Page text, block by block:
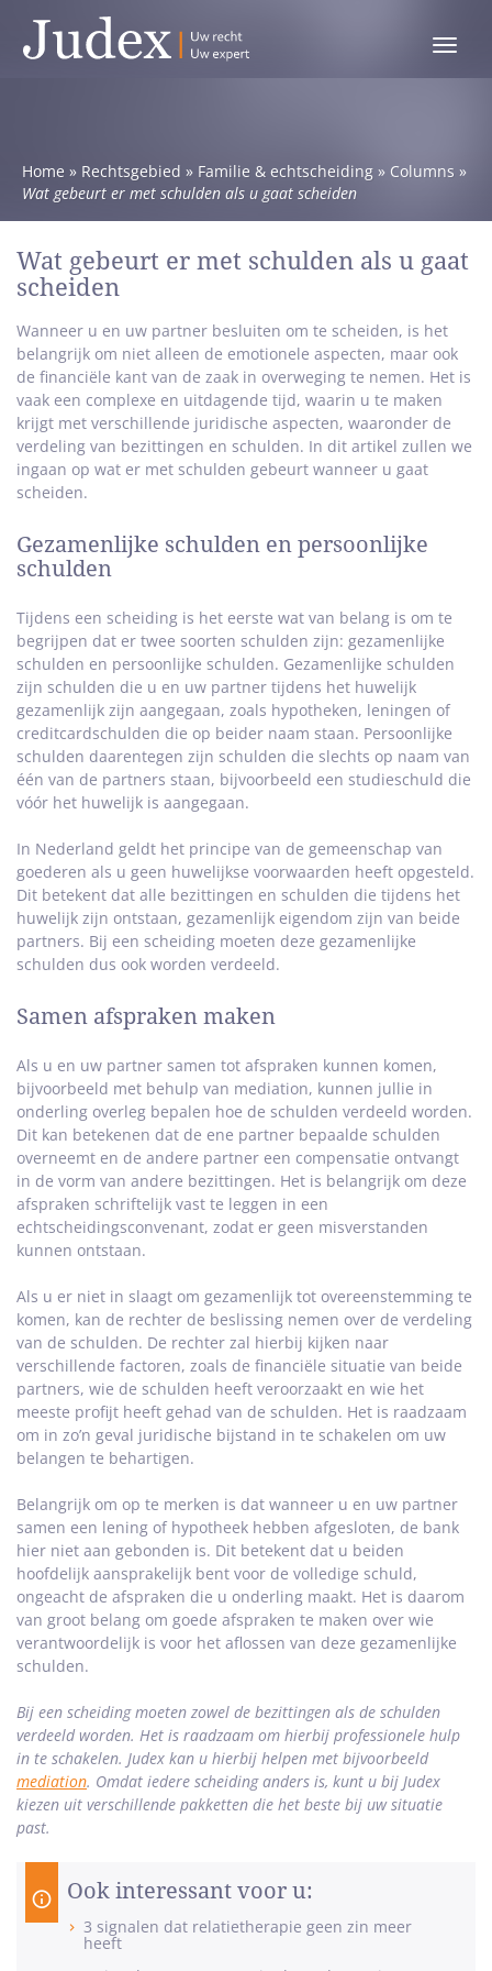
Toggle
Home » Rechtsgebied » Familie & echtscheiding » Columns »
Wat gebeurt er met schulden als u gaat scheiden
Wat gebeurt er met schulden als u gaat
scheiden
Wanneer u en uw partner besluiten om te scheiden, is het
belangrijk om niet alleen de emotionele aspecten, maar ook
de financiële kant van de zaak in overweging te nemen. Het is
vaak een complexe en uitdagende tijd, waarin u te maken
krijgt met verschillende juridische aspecten, waaronder de
verdeling van bezittingen en schulden. In dit artikel zullen we
ingaan op wat er met schulden gebeurt wanneer u gaat
scheiden.
Gezamenlijke schulden en persoonlijke
schulden
Tijdens een scheiding is het eerste wat van belang is om te
begrijpen dat er twee soorten schulden zijn: gezamenlijke
schulden en persoonlijke schulden. Gezamenlijke schulden
zijn schulden die u en uw partner tijdens het huwelijk
gezamenlijk zijn aangegaan, zoals hypotheken, leningen of
creditcardschulden die op beider naam staan. Persoonlijke
schulden daarentegen zijn schulden die slechts op naam van
één van de partners staan, bijvoorbeeld een studieschuld die
vóór het huwelijk is aangegaan.
In Nederland geldt het principe van de gemeenschap van
goederen als u geen huwelijkse voorwaarden heeft opgesteld.
Dit betekent dat alle bezittingen en schulden die tijdens het
huwelijk zijn ontstaan, gezamenlijk eigendom zijn van beide
partners. Bij een scheiding moeten deze gezamenlijke
schulden dus ook worden verdeeld.
Samen afspraken maken
Als u en uw partner samen tot afspraken kunnen komen,
bijvoorbeeld met behulp van mediation, kunnen jullie in
onderling overleg bepalen hoe de schulden verdeeld worden.
Dit kan betekenen dat de ene partner bepaalde schulden
overneemt en de andere partner een compensatie ontvangt
in de vorm van andere bezittingen. Het is belangrijk om deze
afspraken schriftelijk vast te leggen in een
echtscheidingsconvenant, zodat er geen misverstanden
kunnen ontstaan.
Als u er niet in slaagt om gezamenlijk tot overeenstemming te
komen, kan de rechter de beslissing nemen over de verdeling
van de schulden. De rechter zal hierbij kijken naar
verschillende factoren, zoals de financiële situatie van beide
partners, wie de schulden heeft veroorzaakt en wie het
meeste profijt heeft gehad van de schulden. Het is raadzaam
om in zo’n geval juridische bijstand in te schakelen om uw
belangen te behartigen.
Belangrijk om op te merken is dat wanneer u en uw partner
samen een lening of hypotheek hebben afgesloten, de bank
hier niet aan gebonden is. Dit betekent dat u beiden
hoofdelijk aansprakelijk bent voor de volledige schuld,
ongeacht de afspraken die u onderling maakt. Het is daarom
van groot belang om goede afspraken te maken over wie
verantwoordelijk is voor het aflossen van deze gezamenlijke
schulden.
Bij een scheiding moeten zowel de bezittingen als de schulden
verdeeld worden. Het is raadzaam om hierbij professionele hulp
in te schakelen. Judex kan u hierbij helpen met bijvoorbeeld
mediation. Omdat iedere scheiding anders is, kunt u bij Judex
kiezen uit verschillende pakketten die het beste bij uw situatie
past.
Ook interessant voor u:
3 signalen dat relatietherapie geen zin meer
heeft